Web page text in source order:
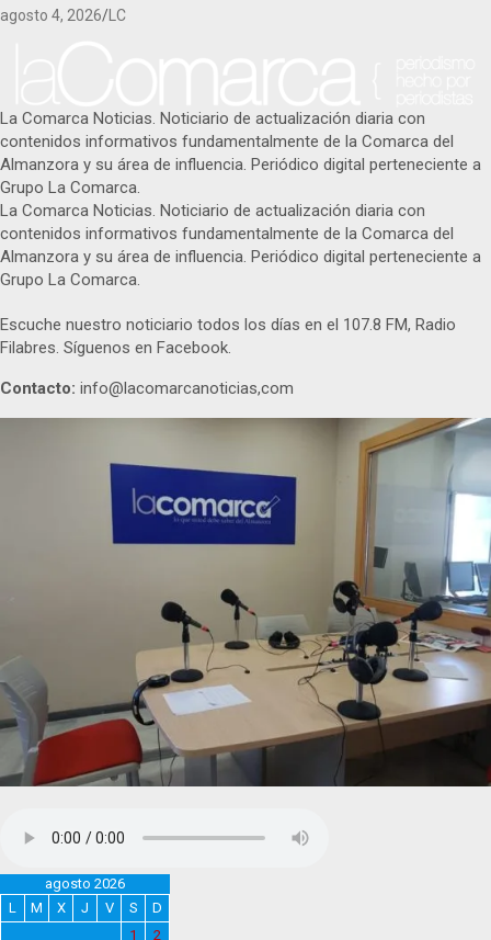
agosto 4, 2026 LC
La Comarca Noticias. Noticiario de actualización diaria con
contenidos informativos fundamentalmente de la Comarca del
Almanzora y su área de influencia. Periódico digital perteneciente a
Grupo La Comarca.
La Comarca Noticias. Noticiario de actualización diaria con
contenidos informativos fundamentalmente de la Comarca del
Almanzora y su área de influencia. Periódico digital perteneciente a
Grupo La Comarca.
Escuche nuestro noticiario todos los días en el 107.8 FM, Radio
Filabres. Síguenos en Facebook.
Contacto: info@lacomarcanoticias,com
agosto 2026
L
M X J V S
D
1
2